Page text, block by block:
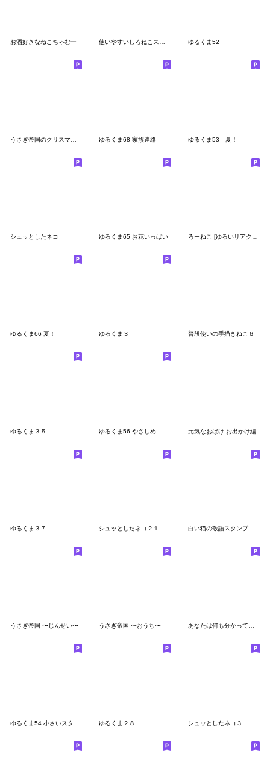
お酒好きなねこちゃむー 使いやすいしろねこスタンプ ゆるくま52
ゆるくま68 家族連絡 ゆるくま53 夏！
シュッとしたネコ ゆるくま65 お花いっぱい
ゆるくま66 夏！ ゆるくま３ 普段使いの手描きねこ６
ゆるくま３５ ゆるくま56 やさしめ 元気なおばけ お出かけ編
ゆるくま３７ 白い猫の敬語スタンプ
うさぎ帝国 〜じんせい〜 うさぎ帝国 〜おうち〜 あなたは何も分かっていない
ゆるくま２８ シュッとしたネコ３